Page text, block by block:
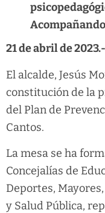
21 de abril de 2023.-
El alcalde, Jesús
constitución de la
del Plan de
Cantos.
La mesa se ha
Concejalías de
Deportes,
y Salud Pública,